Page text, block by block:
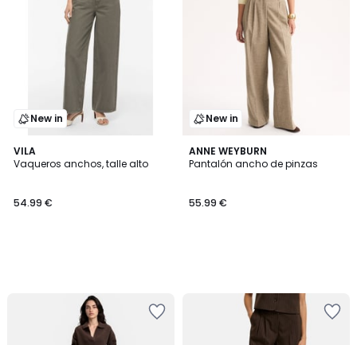
New in
VILA
Vaqueros anchos, talle alto
54.99 €
New in
ANNE WEYBURN
Pantalón ancho de pinzas
55.99 €